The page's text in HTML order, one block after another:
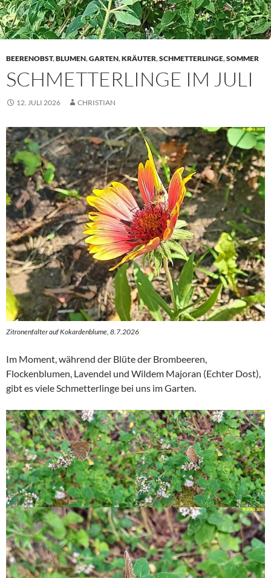
BEERENOBST,BLUMEN,GARTEN,KRÄUTER,SCHMETTERLINGE,SOMMER
SCHMETTERLINGE IM JULI
12. JULI 2026 CHRISTIAN
Zitronenfalter auf Kokardenblume, 8.7.2026
Im Moment, während der Blüte der Brombeeren,
Flockenblumen, Lavendel und Wildem Majoran (Echter Dost),
gibt es viele Schmetterlinge bei uns im Garten.